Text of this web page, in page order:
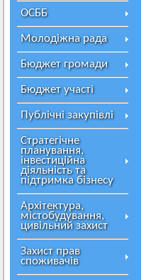
ОСББ
Молодіжна рада
Бюджет громади
Бюджет участі
Публічні закупівлі
Стратегічне
планування,
інвестиційна
діяльність та
підтримка бізнесу
Архітектура,
містобудування,
цивільний захист
Захист прав
споживачів